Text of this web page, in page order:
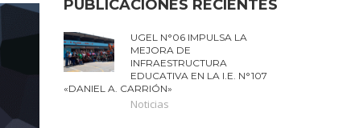
PUBLICACIONES RECIENTES
UGEL N°06 IMPULSA LA
MEJORA DE
INFRAESTRUCTURA
EDUCATIVA EN LA I.E. N°107
«DANIEL A. CARRIÓN»
Noticias